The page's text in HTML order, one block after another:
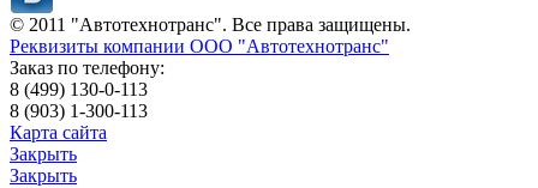
© 2011 "Автотехнотранс". Все права защищены.
Реквизиты компании ООО "Автотехнотранс"
Заказ по телефону:
8 (499) 130-0-113
8 (903) 1-300-113
Карта сайта
Закрыть
Закрыть